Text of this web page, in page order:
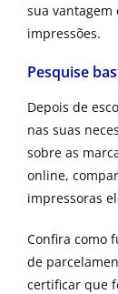
sua
impressões.
Pesquise
Depois de
nas suas
sobre as
online,
impressoras
Confira como
de
certificar que